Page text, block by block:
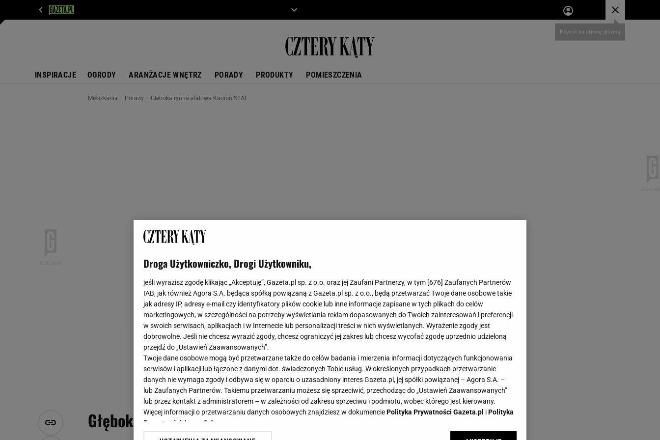
INSPIRACJE OGRODY ARANŻACJE WNĘTRZ PORADY PRODUKTY POMIESZCZENIA
Mieszkania Porady Głęboka rynna stalowa Kanion STAL
Głęboka rynna stalowa Kanion STAL
Droga Użytkowniczko, Drogi Użytkowniku,
jeśli wyrazisz zgodę klikając „Akceptuję”, Gazeta.pl sp. z o.o. oraz jej Zaufani Partnerzy, w tym [676] Zaufanych Partnerów
IAB, jak również Agora S.A. będąca spółką powiązaną z Gazeta.pl sp. z o.o., będą przetwarzać Twoje dane osobowe takie
jak adresy IP, adresy e-mail czy identyfikatory plików cookie lub inne informacje zapisane w tych plikach do celów
marketingowych, w szczególności na potrzeby wyświetlania reklam dopasowanych do Twoich zainteresowań i preferencji
w swoich serwisach, aplikacjach i w Internecie lub personalizacji treści w nich wyświetlanych. Wyrażenie zgody jest
dobrowolne. Jeśli nie chcesz wyrazić zgody, chcesz ograniczyć jej zakres lub chcesz wycofać zgodę uprzednio udzieloną
przejdź do „Ustawień Zaawansowanych”.
Twoje dane osobowe mogą być przetwarzane także do celów badania i mierzenia informacji dotyczących funkcjonowania
serwisów i aplikacji lub łączone z danymi dot. świadczonych Tobie usług. W określonych przypadkach przetwarzanie
danych nie wymaga zgody i odbywa się w oparciu o uzasadniony interes Gazeta.pl, jej spółki powiązanej – Agora S.A. –
lub Zaufanych Partnerów. Takiemu przetwarzaniu możesz się sprzeciwić, przechodząc do „Ustawień Zaawansowanych”
lub przez kontakt z administratorem – w zależności od zakresu sprzeciwu i podmiotu, wobec którego jest kierowany.
Więcej informacji o przetwarzaniu danych osobowych znajdziesz w dokumenciePolityka Prywatności Gazeta.pl iPolityka
Prywatności Agora S.A.